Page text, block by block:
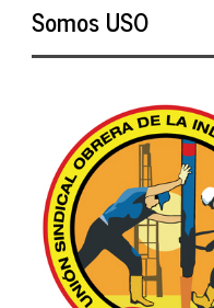
Somos USO